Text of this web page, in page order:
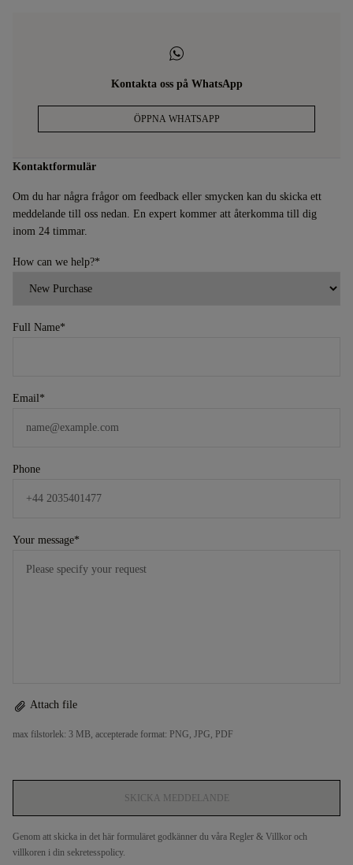
Kontakta oss på WhatsApp
ÖPPNA WHATSAPP
Kontaktformulär
Om du har några frågor om feedback eller smycken kan du skicka ett
meddelande till oss nedan. En expert kommer att återkomma till dig
inom 24 timmar.
How can we help?*
Full Name*
Email*
Phone
Your message*
Attach file
max filstorlek: 3 MB, accepterade format: PNG, JPG, PDF
SKICKA MEDDELANDE
Genom att skicka in det här formuläret godkänner du våra Regler & Villkor och
villkoren i din sekretesspolicy.